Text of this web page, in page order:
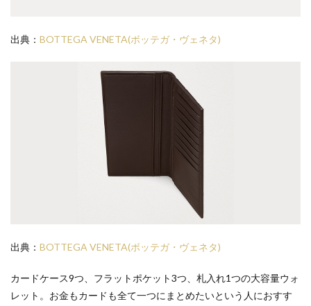
出典： BOTTEGA VENETA(ボッテガ・ヴェネタ)
出典： BOTTEGA VENETA(ボッテガ・ヴェネタ)
カードケース9つ、フラットポケット3つ、札入れ1つの大容量ウォ
レット。お金もカードも全て一つにまとめたいという人におすす